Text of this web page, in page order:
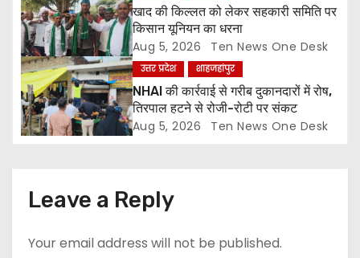
o
n
खाद की किल्लत को लेकर सहकारी समिति पर
किसान यूनियन का धरना
Aug 5, 2026 Ten News One Desk
उत्तर प्रदेश शाहजहांपुर
NHAI की कार्रवाई से गरीब दुकानदारों में रोष,
तिरपाल हटने से रोजी-रोटी पर संकट
Aug 5, 2026 Ten News One Desk
Leave a Reply
Your email address will not be published.